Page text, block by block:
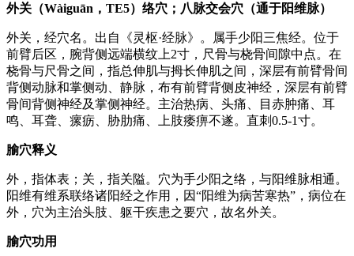
外关（Wàiguān，TE5）络穴；八脉交会穴（通于阳维脉）
外关，经穴名。出自《灵枢·经脉》。属手少阳三焦经。位于
前臂后区，腕背侧远端横纹上2寸，尺骨与桡骨间隙中点。在
桡骨与尺骨之间，指总伸肌与拇长伸肌之间，深层有前臂骨间
背侧动脉和掌侧动、静脉，布有前臂背侧皮神经，深层有前臂
骨间背侧神经及掌侧神经。主治热病、头痛、目赤肿痛、耳
鸣、耳聋、瘰疬、胁肋痛、上肢痿痹不遂。直刺0.5-1寸。
腧穴释义
外，指体表；关，指关隘。穴为手少阳之络，与阳维脉相通。
阳维有维系联络诸阳经之作用，因“阳维为病苦寒热”，病位在
外，穴为主治头肢、躯干疾患之要穴，故名外关。
腧穴功用